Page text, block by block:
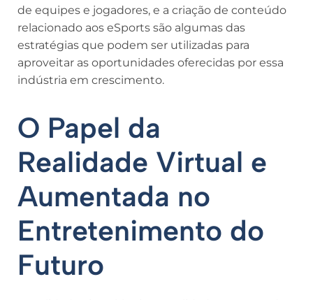
de equipes e jogadores, e a criação de conteúdo
relacionado aos eSports são algumas das
estratégias que podem ser utilizadas para
aproveitar as oportunidades oferecidas por essa
indústria em crescimento.
O Papel da
Realidade Virtual e
Aumentada no
Entretenimento do
Futuro